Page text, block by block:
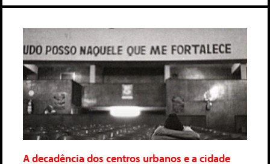
A decadência dos centros urbanos e a cidade